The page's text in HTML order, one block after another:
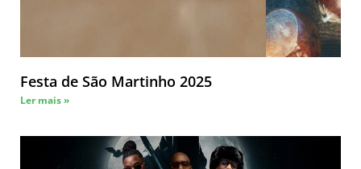
Festa de São Martinho 2025
Ler mais »